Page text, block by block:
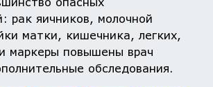
рак яичников, молочной
матки, кишечника, легких,
маркеры повышены врач
обследования.